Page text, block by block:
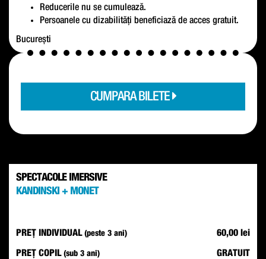
Reducerile nu se cumulează.
Persoanele cu dizabilități beneficiază de acces gratuit.
București
CUMPARA BILETE
SPECTACOLE IMERSIVE
KANDINSKI + MONET
PREȚ INDIVIDUAL (peste 3 ani) 60,00 lei
PREȚ COPIL (sub 3 ani) GRATUIT